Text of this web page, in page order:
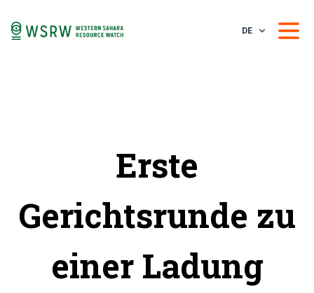
DE
Erste
Gerichtsrunde zu
einer Ladung